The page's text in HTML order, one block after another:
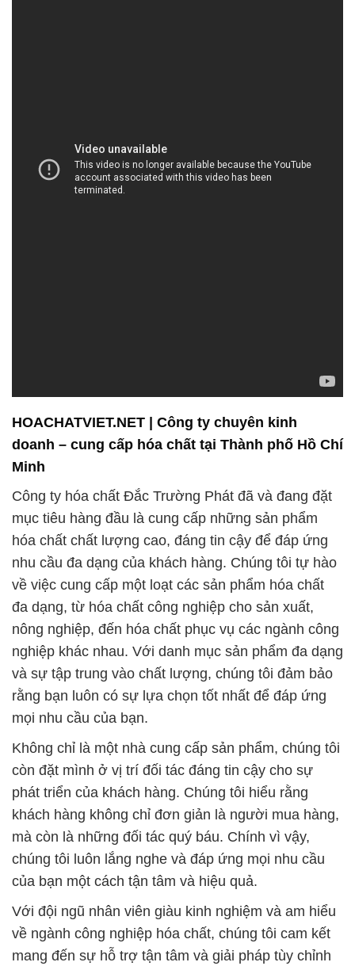
HOACHATVIET.NET | Công ty chuyên kinh
doanh – cung cấp hóa chất tại Thành phố Hồ Chí
Minh
Công ty hóa chất Đắc Trường Phát đã và đang đặt
mục tiêu hàng đầu là cung cấp những sản phẩm
hóa chất chất lượng cao, đáng tin cậy để đáp ứng
nhu cầu đa dạng của khách hàng. Chúng tôi tự hào
về việc cung cấp một loạt các sản phẩm hóa chất
đa dạng, từ hóa chất công nghiệp cho sản xuất,
nông nghiệp, đến hóa chất phục vụ các ngành công
nghiệp khác nhau. Với danh mục sản phẩm đa dạng
và sự tập trung vào chất lượng, chúng tôi đảm bảo
rằng bạn luôn có sự lựa chọn tốt nhất để đáp ứng
mọi nhu cầu của bạn.
Không chỉ là một nhà cung cấp sản phẩm, chúng tôi
còn đặt mình ở vị trí đối tác đáng tin cậy cho sự
phát triển của khách hàng. Chúng tôi hiểu rằng
khách hàng không chỉ đơn giản là người mua hàng,
mà còn là những đối tác quý báu. Chính vì vậy,
chúng tôi luôn lắng nghe và đáp ứng mọi nhu cầu
của bạn một cách tận tâm và hiệu quả.
Với đội ngũ nhân viên giàu kinh nghiệm và am hiểu
về ngành công nghiệp hóa chất, chúng tôi cam kết
mang đến sự hỗ trợ tận tâm và giải pháp tùy chỉnh